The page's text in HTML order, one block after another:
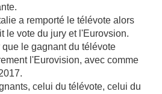
a remporté le télévote alors
le vote du jury et l'Eurovsion.
le gagnant du télévote
l'Eurovision, avec comme
celui du télévote, celui du